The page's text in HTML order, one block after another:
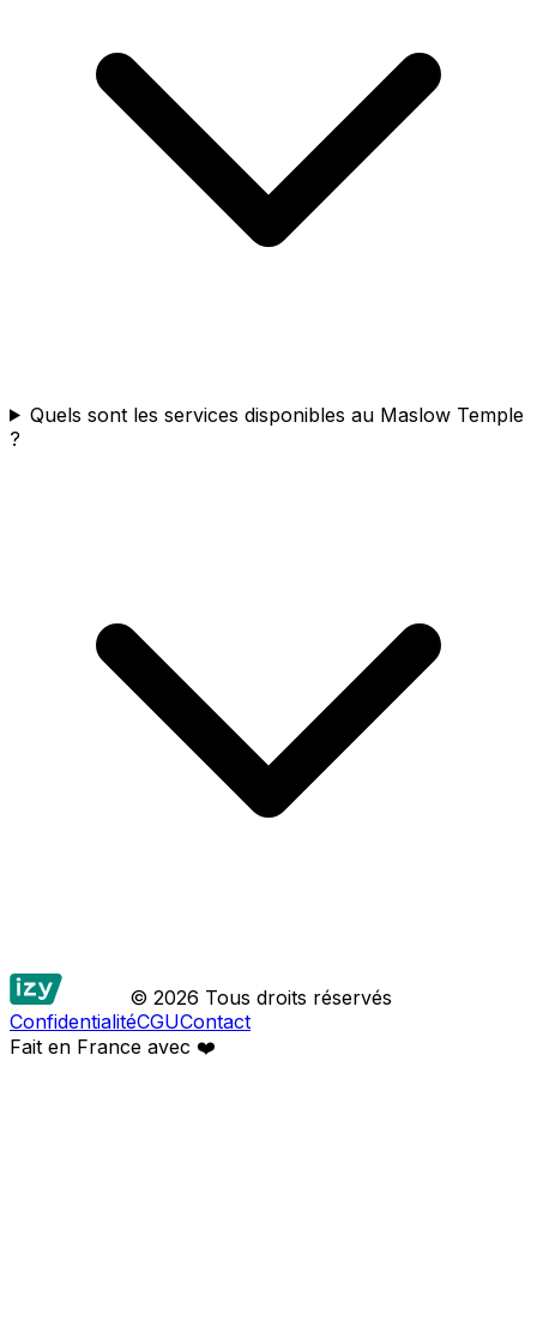
Quels sont les services disponibles au Maslow Temple
?
© 2026 Tous droits réservés
ConfidentialitéCGUContact
Fait en France avec ❤️